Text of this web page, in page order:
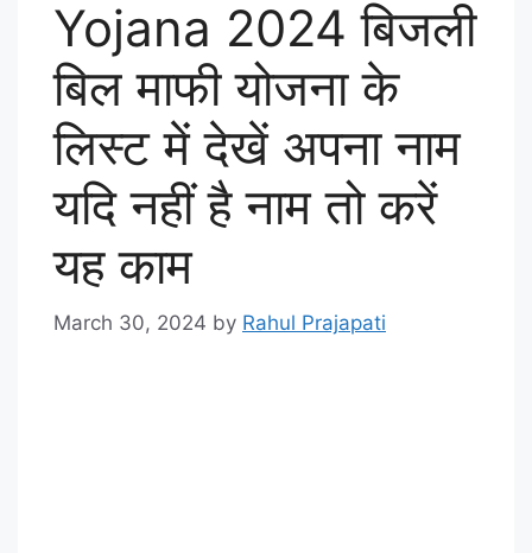
Yojana 2024 बिजली
बिल माफी योजना के
लिस्ट में देखें अपना नाम
यदि नहीं है नाम तो करें
यह काम
March 30, 2024 by Rahul Prajapati